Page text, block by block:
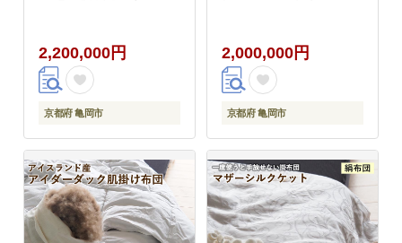
生産 掛け布団 綿布団
シルク コットン 肌触り
年中使える》
2,200,000円
京都府 亀岡市
ルー 冬用 布団 京都亀
岡産 キャピタル トリプ
ル
2,000,000円
京都府 亀岡市